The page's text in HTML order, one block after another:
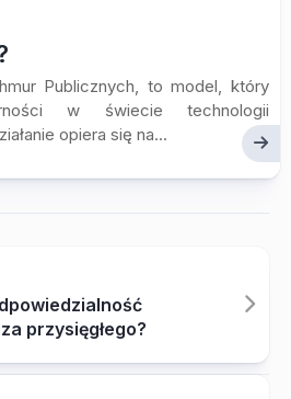
Publicznych, to model, który
w świecie technologii
opiera się na...
przysięgłego?